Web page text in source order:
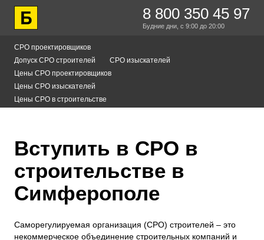
8 800 350 45 97
Будние дни, с 9:00 до 20:00
СРО проектировщиков
Допуск СРО строителей
СРО изыскателей
Цены СРО проектировщиков
Цены СРО изыскателей
Цены СРО в строительстве
Вступить в СРО в
строительстве в
Симферополе
Саморегулируемая организация (СРО) строителей – это
некоммерческое объединение строительных компаний и